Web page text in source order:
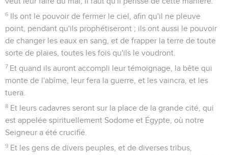
6 Ils ont le pouvoir de fermer le ciel, afin qu'il ne pleuve
point, pendant qu'ils prophétiseront ; ils ont aussi le pouvoir
de changer les eaux en sang, et de frapper la terre de toute
sorte de plaies, toutes les fois qu'ils le voudront.
7 Et quand ils auront accompli leur témoignage, la bête qui
monte de l'abîme, leur fera la guerre, et les vaincra, et les
tuera.
8 Et leurs cadavres seront sur la place de la grande cité, qui
est appelée spirituellement Sodome et Égypte, où notre
Seigneur a été crucifié.
9 Et les gens de divers peuples, et de diverses tribus,